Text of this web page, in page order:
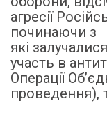
агресії
починаючи з
які
участь в
Операції
проведення),